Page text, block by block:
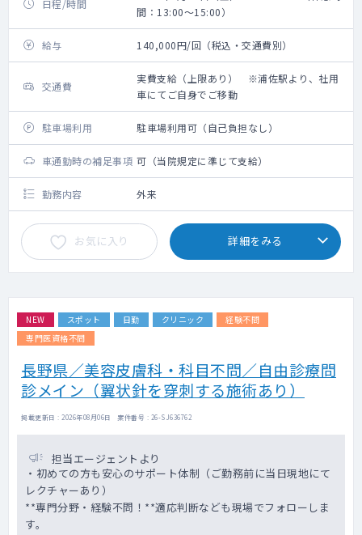
日程/時間
間：13:00～15:00）
給与 140,000円/回（税込・交通費別）
交通費
実費支給（上限あり） ※浦佐駅より、社用
車にてご自身でご移動
駐車場利用 駐車場利用可（自己負担なし）
車通勤時の補足事項 可（当院規定に準じて支給）
勤務内容 外来
お気に入り 詳細をみる
NEW スポット 日勤 クリニック
経験不問
専門医資格不問
長野県／美容皮膚科・科目不問／自由診療問
診メイン（翼状針を穿刺する施術あり）
掲載更新日 : 2026年08月06日 案件番号 : 26-SJ636762
担当エージェントより
・初めての方も安心のサポート体制（ご勤務前に当日現地にて
レクチャーあり）
**専門分野・経験不問！**適応判断なども現場でフォローしま
す。